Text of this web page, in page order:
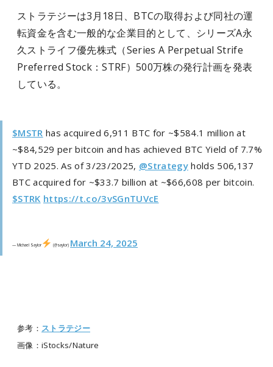
ストラテジーは3月18日、BTCの取得および同社の運
転資金を含む一般的な企業目的として、シリーズA永
久ストライフ優先株式（Series A Perpetual Strife
Preferred Stock：STRF）500万株の発行計画を発表
している。
$MSTR has acquired 6,911 BTC for ~$584.1 million at
~$84,529 per bitcoin and has achieved BTC Yield of 7.7%
YTD 2025. As of 3/23/2025, @Strategyholds 506,137
BTC acquired for ~$33.7 billion at ~$66,608 per bitcoin.
$STRK https://t.co/3vSGnTUVcE
— Michael Saylor (@saylor) March 24, 2025
参考： ストラテジー
画像：iStocks/Nature